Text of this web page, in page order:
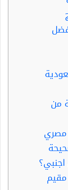
من
مصري